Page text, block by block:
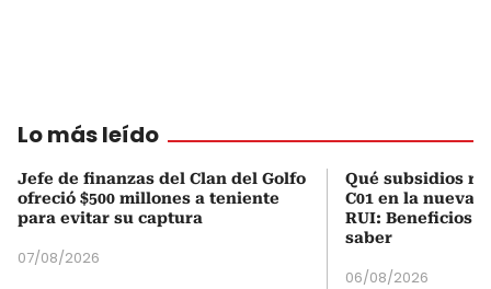
Lo más leído
Jefe de finanzas del Clan del Golfo
ofreció $500 millones a teniente
para evitar su captura
07/08/2026
Qué subsidios
C01 en la nueva
RUI: Beneficios
saber
06/08/2026